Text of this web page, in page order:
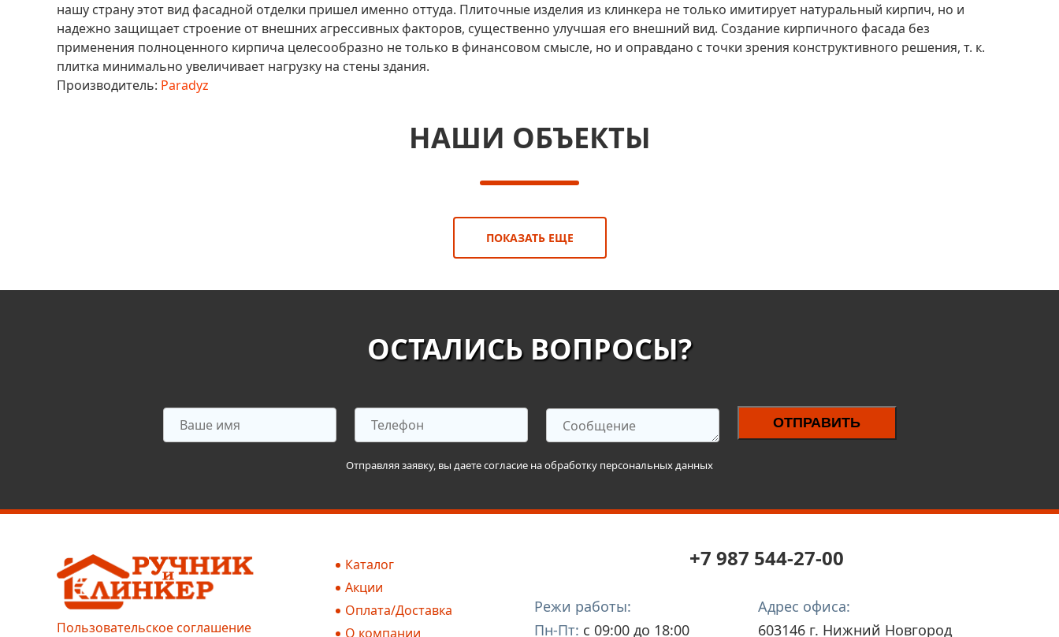
нашу страну этот вид фасадной отделки пришел именно оттуда. Плиточные изделия из клинкера не только имитирует натуральный кирпич, но и
надежно защищает строение от внешних агрессивных факторов, существенно улучшая его внешний вид. Создание кирпичного фасада без
применения полноценного кирпича целесообразно не только в финансовом смысле, но и оправдано с точки зрения конструктивного решения, т. к.
плитка минимально увеличивает нагрузку на стены здания.
Производитель: Paradyz
НАШИ ОБЪЕКТЫ
ПОКАЗАТЬ ЕЩЕ
ОСТАЛИСЬ ВОПРОСЫ?
Отправляя заявку, вы даете согласие на обработку персональных данных
ОТПРАВИТЬ
Пользовательское соглашение
Каталог
Акции
Оплата/Доставка
О компании
+7 987 544-27-00
Режи работы:
Пн-Пт: с 09:00 до 18:00
Адрес офиса:
603146 г. Нижний Новгород